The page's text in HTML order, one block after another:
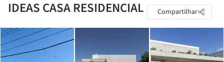
IDEAS CASA RESIDENCIAL Compartilhar